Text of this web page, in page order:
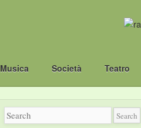
Musica Società Teatro